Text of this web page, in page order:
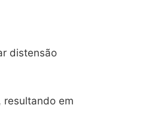
distensão
resultando em